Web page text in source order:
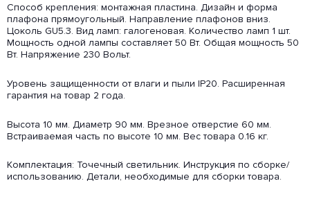
Способ крепления: монтажная пластина. Дизайн и форма
плафона прямоугольный. Направление плафонов вниз.
Цоколь GU5.3. Вид ламп: галогеновая. Количество ламп 1 шт.
Мощность одной лампы составляет 50 Вт. Общая мощность 50
Вт. Напряжение 230 Вольт.
Уровень защищенности от влаги и пыли IP20. Расширенная
гарантия на товар 2 года.
Высота 10 мм. Диаметр 90 мм. Врезное отверстие 60 мм.
Встраиваемая часть по высоте 10 мм. Вес товара 0.16 кг.
Комплектация: Точечный светильник. Инструкция по сборке/
использованию. Детали, необходимые для сборки товара.